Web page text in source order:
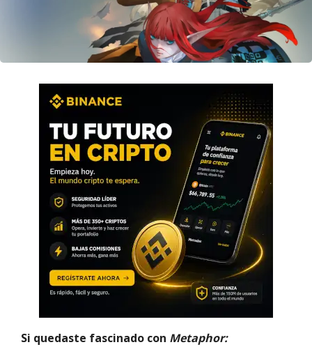
Si quedaste fascinado con Metaphor: